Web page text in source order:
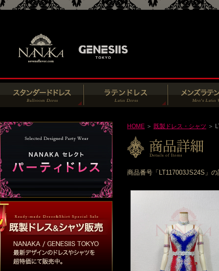
HOME ＞ 既製ドレス・シャツ ＞
商品番号「LT117003JS24S」